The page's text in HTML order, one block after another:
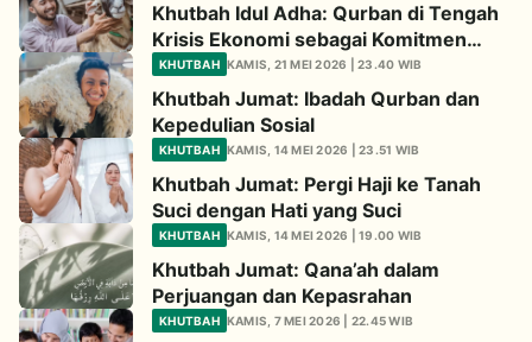
Khutbah Idul Adha: Qurban di Tengah
Krisis Ekonomi sebagai Komitmen
Mempertebal Optimisme,
Meneguhkan Tawakal, dan
Menghidupkan Solidaritas
KHUTBAH KAMIS, 21 MEI 2026 | 23.40 WIB
Khutbah Jumat: Ibadah Qurban dan
Kepedulian Sosial
KHUTBAH KAMIS, 14 MEI 2026 | 23.51 WIB
Khutbah Jumat: Pergi Haji ke Tanah
Suci dengan Hati yang Suci
KHUTBAH KAMIS, 14 MEI 2026 | 19.00 WIB
Khutbah Jumat: Qana’ah dalam
Perjuangan dan Kepasrahan
KHUTBAH KAMIS, 7 MEI 2026 | 22.45 WIB